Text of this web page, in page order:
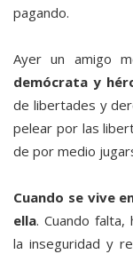
pagando.
Ayer un amigo
demócrata y
de libertades y
pelear por las
de por medio
Cuando se vive
ella. Cuando falta,
la inseguridad y